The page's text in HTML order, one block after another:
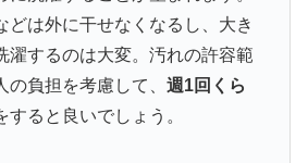
どは外に干せなくなるし、大き
濯するのは大変。汚れの許容範
の負担を考慮して、 週1回くら
すると良いでしょう。